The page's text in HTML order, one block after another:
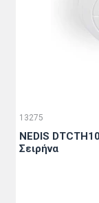
13275
NEDIS
Σειρήνα